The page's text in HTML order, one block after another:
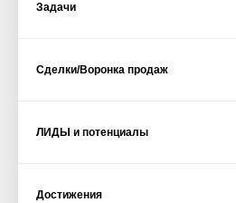
Задачи
Сделки/Воронка продаж
ЛИДЫ и потенциалы
Достижения